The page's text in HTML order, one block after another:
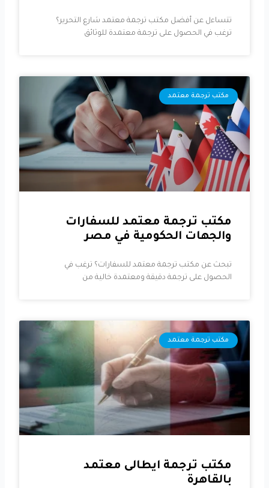
تتساءل عن أفضل مكتب ترجمة معتمد شارع التحرير؟
ترغب في الحصول على ترجمة معتمدة للوثائق
مكتب ترجمة معتمد
مكتب ترجمة معتمد للسفارات
والجهات الحكومية في مصر
تبحث عن مكتب ترجمة معتمد للسفارات؟ ترغب في
الحصول على ترجمة دقيقة ومعتمدة خالية من
مكتب ترجمة معتمد
مكتب ترجمة ايطالى معتمد
بالقاهرة